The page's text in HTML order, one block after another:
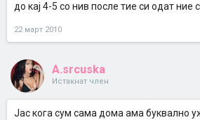
до кај 4-5 со нив после тие си одат ние
22 март 2010
A.srcuska
Истакнат член
Јас кога сум сама дома ама буквално